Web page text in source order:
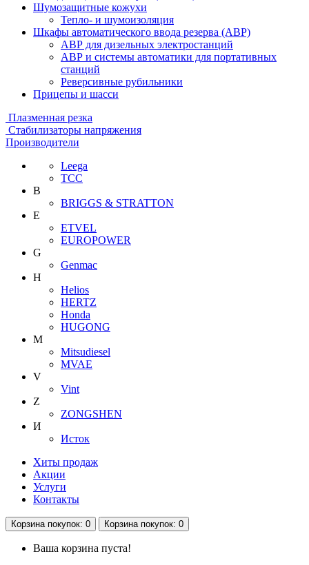
Шумозащитные кожухи
Тепло- и шумоизоляция
Шкафы автоматического ввода резерва (АВР)
АВР для дизельных электростанций
АВР и системы автоматики для портативных
станций
Реверсивные рубильники
Прицепы и шасси
Плазменная резка
Стабилизаторы напряжения
Производители
Leega
ТСС
B
BRIGGS & STRATTON
E
ETVEL
EUROPOWER
G
Genmac
H
Helios
HERTZ
Honda
HUGONG
M
Mitsudiesel
MVAE
V
Vint
Z
ZONGSHEN
И
Исток
Хиты продаж
Акции
Услуги
Контакты
Корзинапокупок: 0 Корзинапокупок: 0
Ваша корзина пуста!